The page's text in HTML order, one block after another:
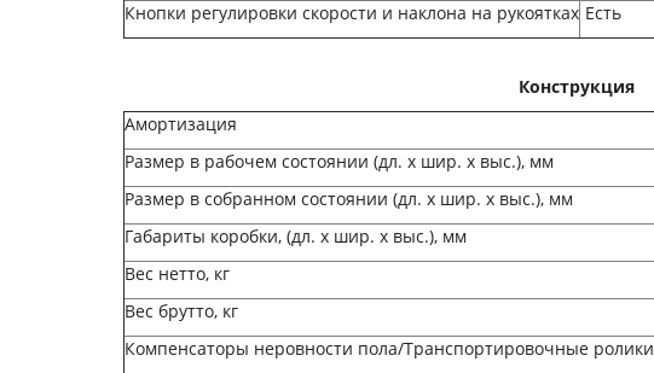
Кнопки регулировки скорости и наклона на рукоятках Есть
Конструкция
Амортизация
Размер в рабочем состоянии (дл. х шир. х выс.), мм
Размер в собранном состоянии (дл. х шир. х выс.), мм
Габариты коробки, (дл. х шир. х выс.), мм
Вес нетто, кг
Вес брутто, кг
Компенсаторы неровности пола/Транспортировочные ролики